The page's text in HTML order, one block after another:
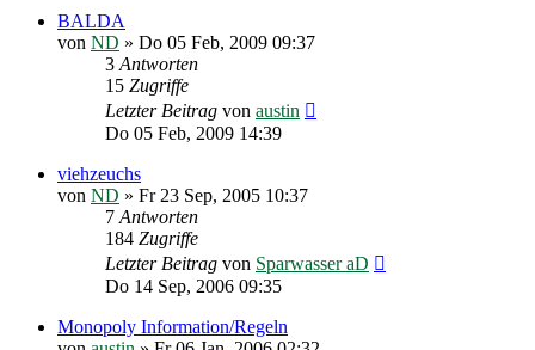
BALDA
von ND » Do 05 Feb, 2009 09:37
3Antworten
15 Zugriffe
Letzter Beitrag von austin
Do 05 Feb, 2009 14:39
viehzeuchs
von ND » Fr 23 Sep, 2005 10:37
7Antworten
184 Zugriffe
Letzter Beitrag von Sparwasser aD
Do 14 Sep, 2006 09:35
Monopoly Information/Regeln